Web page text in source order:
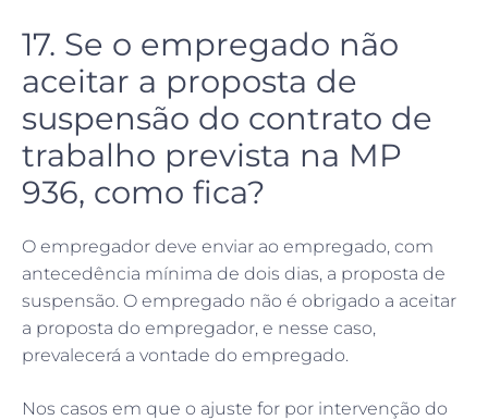
17. Se o empregado não
aceitar a proposta de
suspensão do contrato de
trabalho prevista na MP
936, como fica?
O empregador deve enviar ao empregado, com
antecedência mínima de dois dias, a proposta de
suspensão. O empregado não é obrigado a aceitar
a proposta do empregador, e nesse caso,
prevalecerá a vontade do empregado.
Nos casos em que o ajuste for por intervenção do